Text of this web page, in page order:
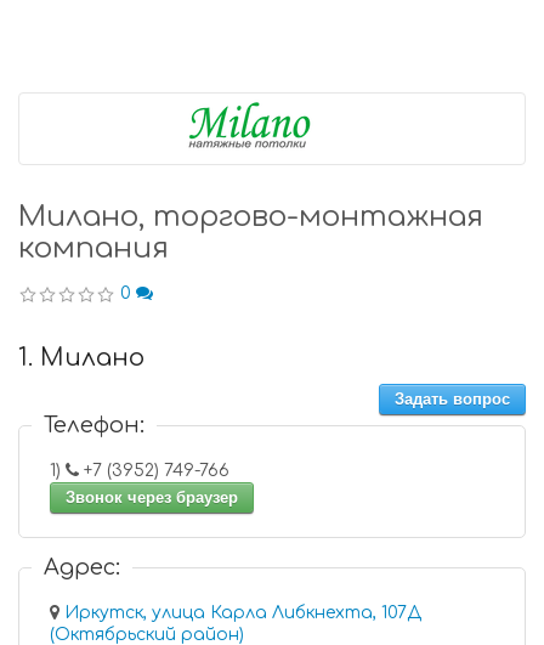
Милано, торгово-монтажная
компания
0
1. Милано
Задать вопрос
Телефон:
1)
+7 (3952) 749-766
Звонок через браузер
Адрес:
Иркутск, улица Карла Либкнехта, 107Д
(Октябрьский район)